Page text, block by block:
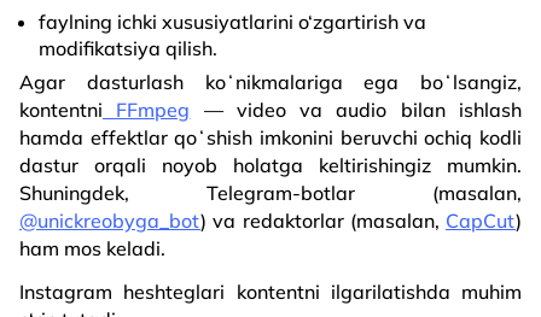
faylning ichki xususiyatlarini o‘zgartirish va
modifikatsiya qilish.
Agar dasturlash koʻnikmalariga ega boʻlsangiz,
kontentni
FFmpeg — video va audio bilan ishlash
hamda effektlar qoʻshish imkonini beruvchi ochiq kodli
dastur orqali noyob holatga keltirishingiz mumkin.
Shuningdek, Telegram-botlar (masalan,
@unickreobyga_bot) va redaktorlar (masalan, CapCut)
ham mos keladi.
Instagram heshteglari kontentni ilgarilatishda muhim